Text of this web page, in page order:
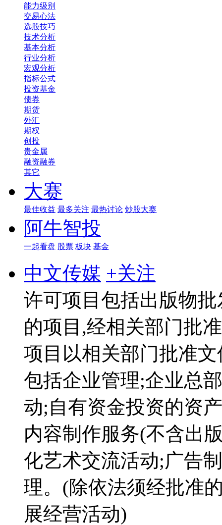
能力级别
交易心法
选股技巧
技术分析
基本分析
行业分析
宏观分析
指标公式
投资基金
债券
期货
外汇
期权
创投
贵金属
融资融券
其它
大赛
最佳收益 最多关注 最热讨论 炒股大赛
阿牛智投
一起看盘 股票 板块 基金
中文传媒 +关注
许可项目包括出版物
的项目,经相关部门批
项目以相关部门批准
包括企业管理;企业总
动;自有资金投资的资
内容制作服务(不含出
化艺术交流活动;广告
理。(除依法须经批准
展经营活动)